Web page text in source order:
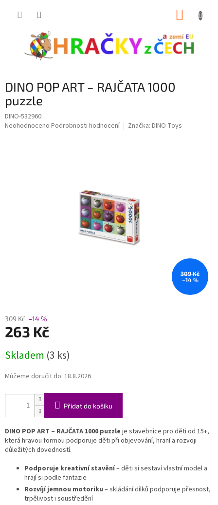
DINO POP ART ‒ RAJČATA 1000
puzzle
DINO-532960
Průměrné
Neohodnoceno Podrobnosti hodnocení Značka: DINO Toys
309 Kč
–14 %
309 Kč –14 %
263 Kč
cena:
Skladem (3 ks)
Můžeme doručit do: 18.8.2026
Přidat do košíku
DINO POP ART ‒ RAJČATA 1000 puzzle je stavebnice pro děti od 15+,
která hravou formou podporuje děti při objevování, hraní a rozvoji
důležitých dovedností.
Podporuje kreativní stavění– děti si sestaví vlastní model a
hrají si podle fantazie
Rozvíjí jemnou motoriku – skládání dílků podporuje přesnost,
trpělivost i soustředění